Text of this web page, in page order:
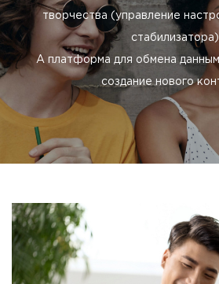
творчества (управление
стабилизатора).
А платформа для обмена
создание нового